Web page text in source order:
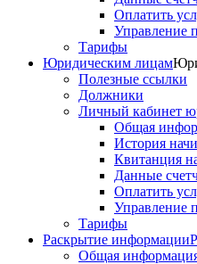
Оплатить
Управление
Тарифы
Юридическим лицам
Полезные ссылки
Должники
Личный кабинет
Общая
История
Квитанция
Данные
Оплатить
Управление
Тарифы
Раскрытие информации
Общая